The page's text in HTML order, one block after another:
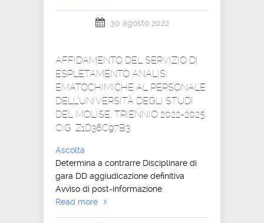
30 agosto 2022
AFFIDAMENTO DEL SERVIZIO DI
ESPLETAMENTO ANALISI
EMATOCHIMICHE AL PERSONALE
DELL’UNIVERSITÀ DEGLI STUDI
DEL MOLISE, TRIENNIO 2022-2025.
CIG: Z1D36C97B3
Ascolta
Determina a contrarre Disciplinare di
gara DD aggiudicazione definitiva
Avviso di post-informazione
Read more